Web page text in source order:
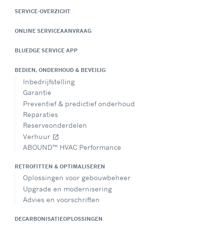
SERVICE-OVERZICHT
ONLINE SERVICEAANVRAAG
BLUEDGE SERVICE APP
BEDIEN, ONDERHOUD & BEVEILIG
Inbedrijfstelling
Garantie
Preventief & predictief onderhoud
Reparaties
Reserveonderdelen
Verhuur open_in_new
ABOUND™ HVAC Performance
RETROFITTEN & OPTIMALISEREN
Oplossingen voor gebouwbeheer
Upgrade en modernisering
Advies en voorschriften
DECARBONISATIEOPLOSSINGEN